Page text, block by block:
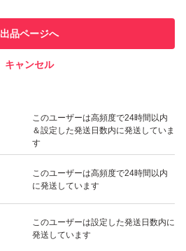
での取引実績があります
このユーザーは高頻度で24時間以内
＆設定した発送日数内に発送していま
す
このユーザーは高頻度で24時間以内
に発送しています
このユーザーは設定した発送日数内に
発送しています
出品ページへ
キャンセル
いいね！
5,300